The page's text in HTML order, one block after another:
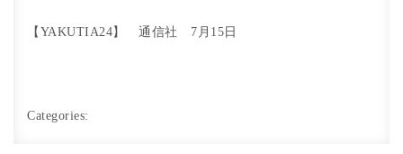
【YAKUTIA24】 通信社 7月15日
Categories: